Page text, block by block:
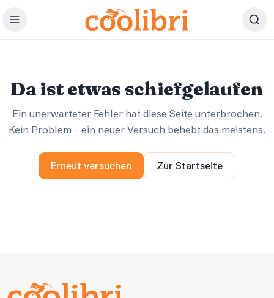
Zum Hauptinhalt springen
Da ist etwas schiefgelaufen
Ein unerwarteter Fehler hat diese Seite unterbrochen.
Kein Problem – ein neuer Versuch behebt das meistens.
Erneut versuchen Zur Startseite